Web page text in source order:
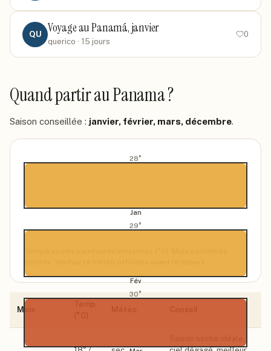
QU Voyage au Panamá, janvier
querico · 15 jours
0
Quand partirau Panama?
Saison conseillée : janvier, février, mars, décembre.
28°
Jan
29°
Fév
30°
Mois